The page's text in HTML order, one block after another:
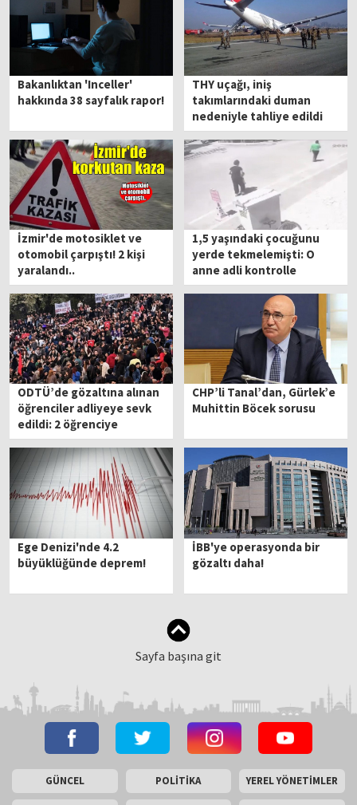
Bakanlıktan 'Inceller'
hakkında 38 sayfalık rapor!
THY uçağı, iniş
takımlarındaki duman
nedeniyle tahliye edildi
İzmir'de motosiklet ve
otomobil çarpıştı! 2 kişi
yaralandı..
1,5 yaşındaki çocuğunu
yerde tekmelemişti: O
anne adli kontrolle
serbest bırakıldı!
ODTÜ’de gözaltına alınan
öğrenciler adliyeye sevk
edildi: 2 öğrenciye
tutuklama talebi
CHP’li Tanal’dan, Gürlek’e
Muhittin Böcek sorusu
Ege Denizi'nde 4.2
büyüklüğünde deprem!
İBB'ye operasyonda bir
gözaltı daha!
Sayfa başına git
GÜNCEL POLİTİKA YEREL YÖNETİMLER